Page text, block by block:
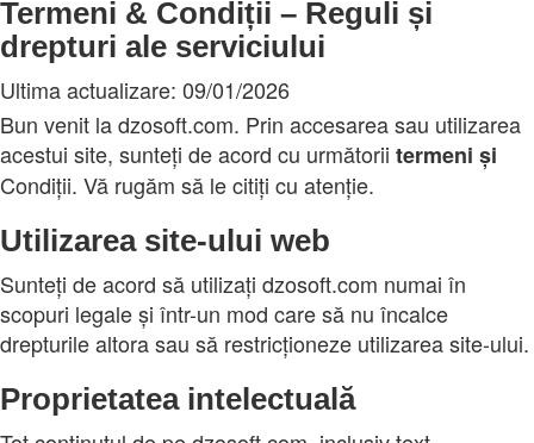
Termeni & Condiții – Reguli și
drepturi ale serviciului
Ultima actualizare: 09/01/2026
Bun venit la dzosoft.com. Prin accesarea sau utilizarea
acestui site, sunteți de acord cu următorii termeni și
Condiții. Vă rugăm să le citiți cu atenție.
Utilizarea site-ului web
Sunteți de acord să utilizați dzosoft.com numai în
scopuri legale și într-un mod care să nu încalce
drepturile altora sau să restricționeze utilizarea site-ului.
Proprietatea intelectuală